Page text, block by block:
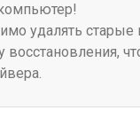
удалять старые
восстановления,